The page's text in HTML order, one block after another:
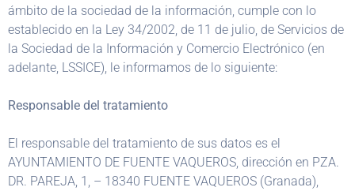
ámbito de la sociedad de la información, cumple con lo
establecido en la Ley 34/2002, de 11 de julio, de Servicios de
la Sociedad de la Información y Comercio Electrónico (en
adelante, LSSICE), le informamos de lo siguiente:
Responsable del tratamiento
El responsable del tratamiento de sus datos es el
AYUNTAMIENTO DE FUENTE VAQUEROS, dirección en PZA.
DR. PAREJA, 1, – 18340 FUENTE VAQUEROS (Granada),